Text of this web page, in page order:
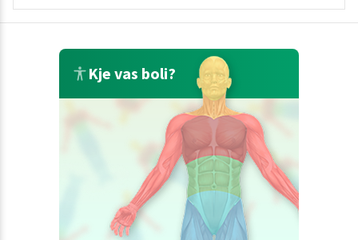
Kje vas boli?